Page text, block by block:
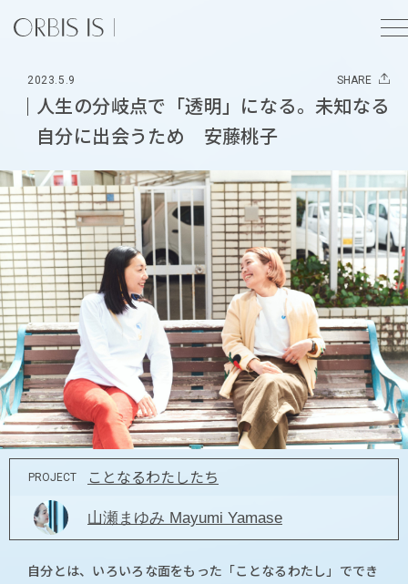
2023.5.9 SHARE
人生の分岐点で「透明」になる。未知なる
自分に出会うため 安藤桃子
PROJECT ことなるわたしたち
山瀬まゆみ Mayumi Yamase
自分とは、いろいろな面をもった「ことなるわたし」ででき